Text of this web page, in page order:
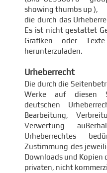
showing thumbs up ),
die durch das
Es ist nicht gestattet
Grafiken oder
herunterzuladen.
Urheberrecht
Die durch die
Werke auf diesen
deutschen
Bearbeitung,
Verwertung
Urheberrechtes
Zustimmung des
Downloads und Kopien
privaten, nicht